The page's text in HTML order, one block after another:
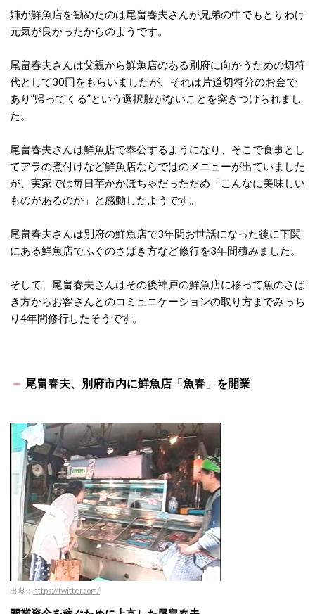
姉が鮮魚店を勧めたのは尾畠春夫さんが兄弟の中でもとりわけ
元気が良かったからのようです。
尾畠春夫さんは父親から鮮魚店のある別府に向かうための切符
代として30円をもらいましたが、それは片道切符分のお金で
あり”帰ってくる”という選択肢がないことを突きつけられまし
た。
尾畠春夫さんは鮮魚店で奉公するようになり、そこで食事とし
てアラの煮付けなど鮮魚店ならではのメニューが出ていました
が、実家では毎日芋かかぼちゃだったため「こんなに美味しい
ものがあるのか」と感動したようです。
尾畠春夫さんは別府の鮮魚店で3年間お世話になった後に下関
にある鮮魚店でふぐのさばき方など修行を3年間積みました。
そして、尾畠春夫さんはその後神戸の鮮魚店に移って魚のさば
き方からお客さんとのコミュニケーションの取り方までみっち
り4年間修行したそうです。
尾畠春夫、別府市内に鮮魚店「魚春」を開業
出典： https://twitter.com/